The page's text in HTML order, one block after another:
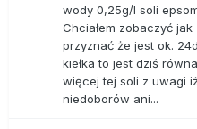
wody 0,25g/l soli
Chciałem zobaczyć
przyznać że jest ok.
kiełka to jest dziś
więcej tej soli z uwagi
niedoborów ani...